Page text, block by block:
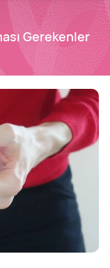
Gerekenler